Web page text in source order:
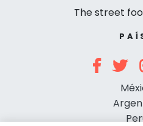
The street